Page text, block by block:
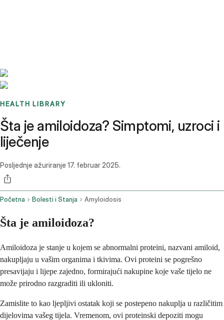
HEALTH LIBRARY
Šta je amiloidoza? Simptomi, uzroci i
liječenje
Posljednje ažuriranje 17. februar 2025.
Početna Bolesti i Stanja Amyloidosis
Šta je amiloidoza?
Amiloidoza je stanje u kojem se abnormalni proteini, nazvani amiloid,
nakupljaju u vašim organima i tkivima. Ovi proteini se pogrešno
presavijaju i lijepe zajedno, formirajući nakupine koje vaše tijelo ne
može prirodno razgraditi ili ukloniti.
Zamislite to kao ljepljivi ostatak koji se postepeno nakuplja u različitim
dijelovima vašeg tijela. Vremenom, ovi proteinski depoziti mogu